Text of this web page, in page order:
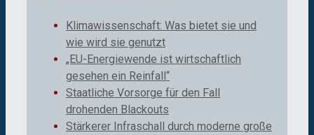
Klimawissenschaft: Was bietet sie und
wie wird sie genutzt
„EU-Energiewende ist wirtschaftlich
gesehen ein Reinfall“
Staatliche Vorsorge für den Fall
drohenden Blackouts
Stärkerer Infraschall durch moderne große